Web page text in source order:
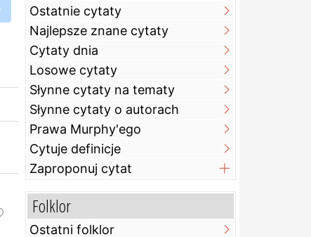
Ostatnie cytaty
Najlepsze znane cytaty
Cytaty dnia
Losowe cytaty
Słynne cytaty na tematy
Słynne cytaty o autorach
Prawa Murphy'ego
Cytuje definicje
Zaproponuj cytat
Folklor
Ostatni folklor